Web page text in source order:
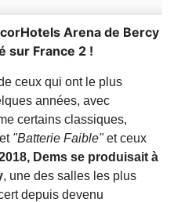
Arena de Bercy
sur France 2 !
ceux qui ont le plus
années, avec
certains classiques,
"Batterie Faible"et ceux
Dems se produisait à
, une des salles les plus
depuis devenu